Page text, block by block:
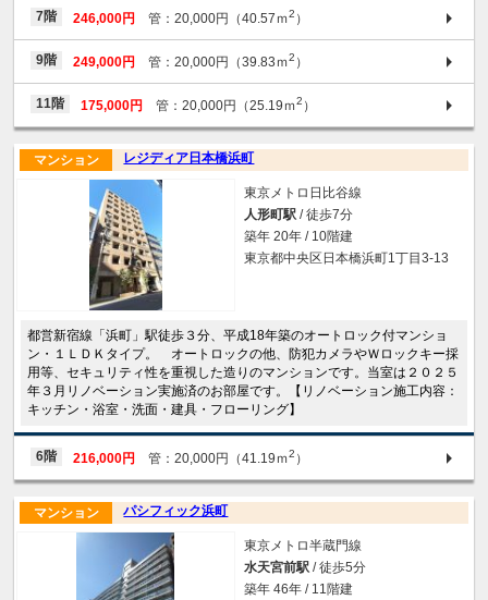
7階 246,000円 管：20,000円（40.57ｍ2 ）
9階 249,000円 管：20,000円（39.83ｍ2 ）
11階 175,000円 管：20,000円（25.19ｍ2 ）
レジディア日本橋浜町
マンション
東京メトロ日比谷線
人形町駅 / 徒歩7分
築年 20年 / 10階建
東京都中央区日本橋浜町1丁目3-13
都営新宿線「浜町」駅徒歩３分、平成18年築のオートロック付マンショ
ン・１ＬＤＫタイプ。 オートロックの他、防犯カメラやＷロックキー採
用等、セキュリティ性を重視した造りのマンションです。当室は２０２５
年３月リノベーション実施済のお部屋です。【リノベーション施工内容：
キッチン・浴室・洗面・建具・フローリング】
6階 216,000円 管：20,000円（41.19ｍ2 ）
パシフィック浜町
マンション
東京メトロ半蔵門線
水天宮前駅 / 徒歩5分
築年 46年 / 11階建